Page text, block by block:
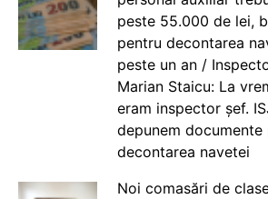
peste 55.000 de lei,
pentru decontarea
peste un an /
Marian Staicu: La
eram inspector șef.
depunem documente
decontarea navetei
Noi comasări de